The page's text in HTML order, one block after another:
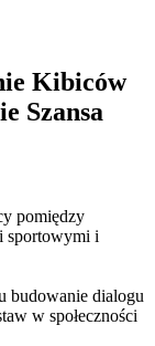
Kibiców
Szansa
pomiędzy
sportowymi i
budowanie dialogu
w społeczności